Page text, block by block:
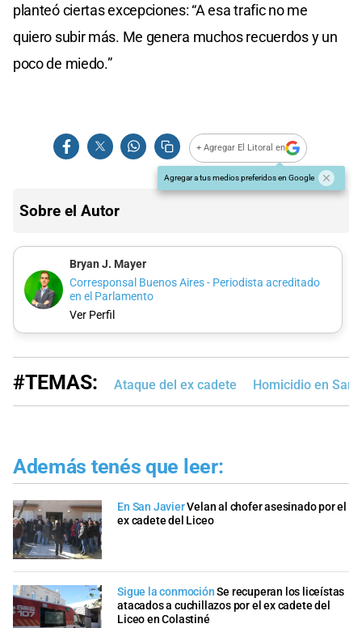
planteó ciertas excepciones: “A esa trafic no me
quiero subir más. Me genera muchos recuerdos y un
poco de miedo.”
+ Agregar El Litoral en
Agregar a tus medios preferidos en Google
Sobre el Autor
Bryan J. Mayer
Corresponsal Buenos Aires - Periodista acreditado
en el Parlamento
Ver Perfil
#TEMAS: Ataque del ex cadete Homicidio en
Además tenés que leer:
En San JavierVelan al chofer asesinado por el
ex cadete del Liceo
Sigue la conmoción Se recuperan los liceístas
atacados a cuchillazos por el ex cadete del
Liceo en Colastiné